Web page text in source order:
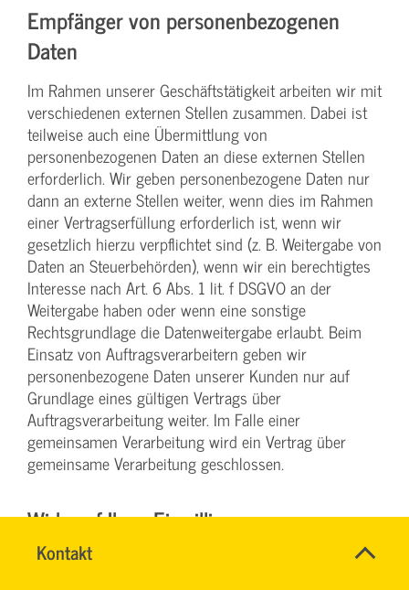
Kontakt
TEAM
Name*
Empfänger von personenbezogenen
Daten
Im Rahmen unserer Geschäftstätigkeit arbeiten wir mit
verschiedenen externen Stellen zusammen. Dabei ist
teilweise auch eine Übermittlung von
personenbezogenen Daten an diese externen Stellen
erforderlich. Wir geben personenbezogene Daten nur
dann an externe Stellen weiter, wenn dies im Rahmen
einer Vertragserfüllung erforderlich ist, wenn wir
gesetzlich hierzu verpflichtet sind (z. B. Weitergabe von
Daten an Steuerbehörden), wenn wir ein berechtigtes
Interesse nach Art. 6 Abs. 1 lit. f DSGVO an der
Weitergabe haben oder wenn eine sonstige
Rechtsgrundlage die Datenweitergabe erlaubt. Beim
Einsatz von Auftragsverarbeitern geben wir
personenbezogene Daten unserer Kunden nur auf
Grundlage eines gültigen Vertrags über
Auftragsverarbeitung weiter. Im Falle einer
gemeinsamen Verarbeitung wird ein Vertrag über
gemeinsame Verarbeitung geschlossen.
Widerruf Ihrer Einwilligung zur
Datenverarbeitung